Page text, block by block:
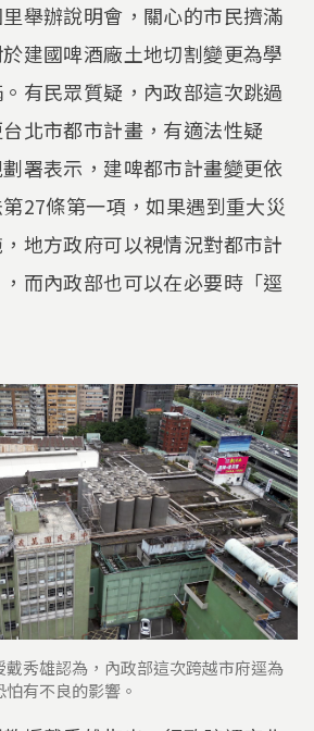
舉辦說明會，關心的市民擠滿
建國啤酒廠土地切割變更為學
有民眾質疑，內政部這次跳過
北市都市計畫，有適法性疑
署表示，建啤都市計畫變更依
27條第一項，如果遇到重大災
地方政府可以視情況對都市計
而內政部也可以在必要時「逕
秀雄認為，內政部這次跨越市府逕為
有不良的影響。